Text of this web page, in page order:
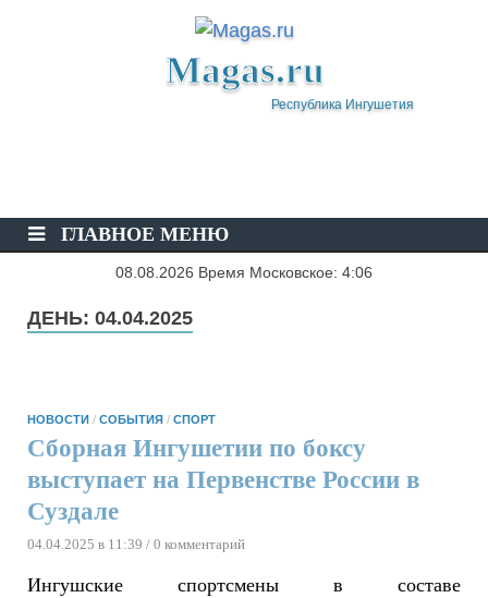
Magas.ru
Республика Ингушетия
ГЛАВНОЕ МЕНЮ
08.08.2026 Время Московское: 4:06
ДЕНЬ: 04.04.2025
НОВОСТИ / СОБЫТИЯ / СПОРТ
Сборная Ингушетии по боксу
выступает на Первенстве России в
Суздале
04.04.2025 в 11:39 / 0 комментарий
Ингушские спортсмены в составе